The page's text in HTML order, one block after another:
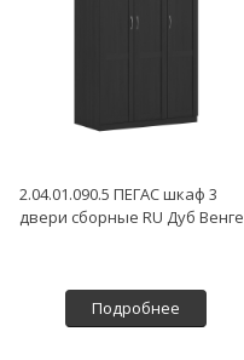
2.04.01.090.5 ПЕГАС шкаф 3
двери сборные RU Дуб Венге
Подробнее